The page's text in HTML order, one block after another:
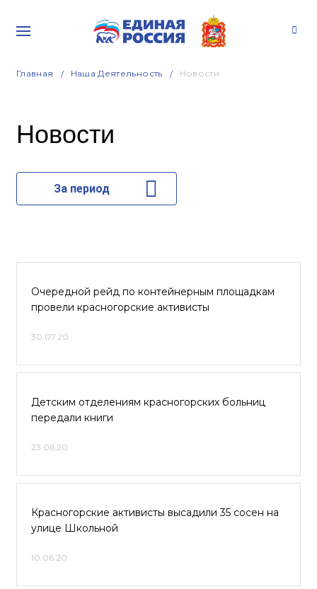
Главная Наша Деятельность Новости
Новости
За период
Очередной рейд по контейнерным площадкам
провели красногорские активисты
30.07.20
Детским отделениям красногорских больниц
передали книги
23.06.20
Красногорские активисты высадили 35 сосен на
улице Школьной
10.06.20